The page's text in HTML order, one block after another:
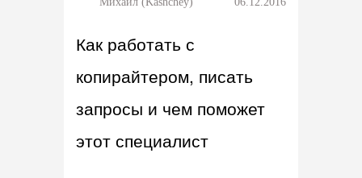
Как работать с
копирайтером, писать
запросы и чем поможет
этот специалист